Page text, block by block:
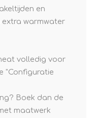
en
warmwater
volledig voor
"Configuratie
Boek dan de
maatwerk